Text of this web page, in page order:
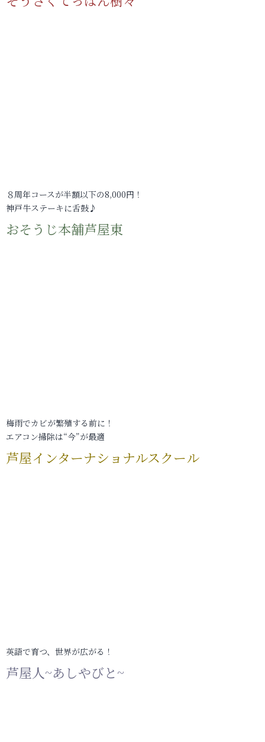
８周年コースが半額以下の8,000円！
神戸牛ステーキに舌鼓♪
おそうじ本舗芦屋東
梅雨でカビが繁殖する前に！
エアコン掃除は“今”が最適
芦屋インターナショナルスクール
英語で育つ、世界が広がる！
芦屋人~あしやびと~